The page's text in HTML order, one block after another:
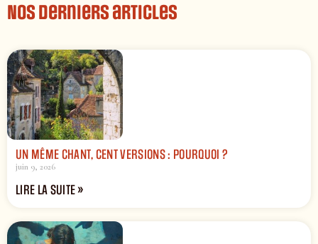
Nos derniers articles
UN MÊME CHANT, CENT VERSIONS : POURQUOI ?
juin 9, 2026
LIRE LA SUITE »